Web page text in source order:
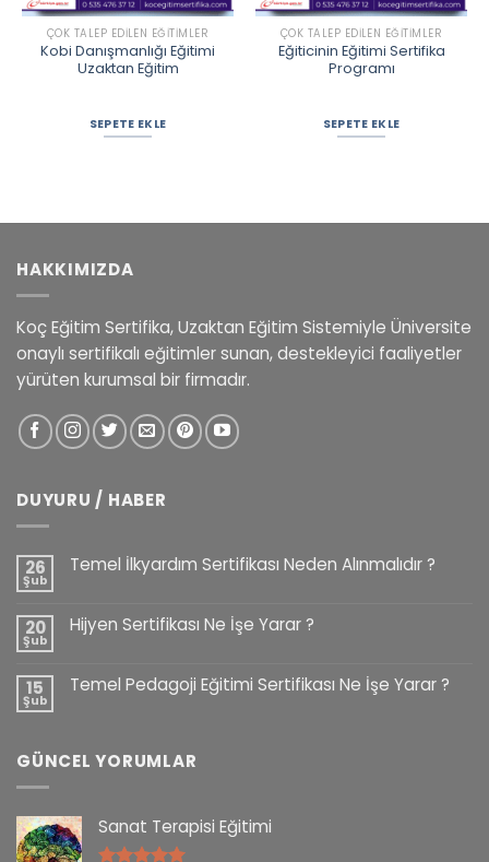
ÇOK TALEP EDILEN EĞITIMLER
Kobi Danışmanlığı Eğitimi
Uzaktan Eğitim
SEPETE EKLE
ÇOK TALEP EDILEN EĞITIMLER
Eğiticinin Eğitimi Sertifika
Programı
SEPETE EKLE
HAKKIMIZDA
Koç Eğitim Sertifika, Uzaktan Eğitim Sistemiyle Üniversite
onaylı sertifikalı eğitimler sunan, destekleyici faaliyetler
yürüten kurumsal bir firmadır.
DUYURU / HABER
26
Şub
Temel İlkyardım Sertifikası Neden Alınmalıdır ?
20
Şub
Hijyen Sertifikası Ne İşe Yarar ?
15
Şub
Temel Pedagoji Eğitimi Sertifikası Ne İşe Yarar ?
GÜNCEL YORUMLAR
Sanat Terapisi Eğitimi